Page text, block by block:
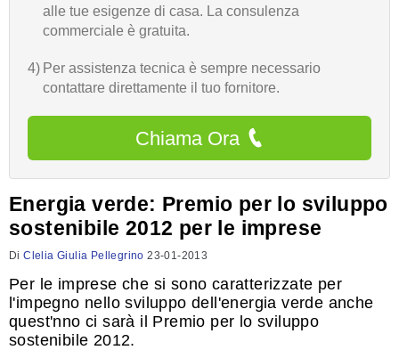
alle tue esigenze di casa. La consulenza
commerciale è gratuita.
4) Per assistenza tecnica è sempre necessario
contattare direttamente il tuo fornitore.
Chiama Ora
Energia verde: Premio per lo sviluppo
sostenibile 2012 per le imprese
DiClelia Giulia Pellegrino 23-01-2013
Per le imprese che si sono caratterizzate per
l'impegno nello sviluppo dell'energia verde anche
quest'nno ci sarà il Premio per lo sviluppo
sostenibile 2012.